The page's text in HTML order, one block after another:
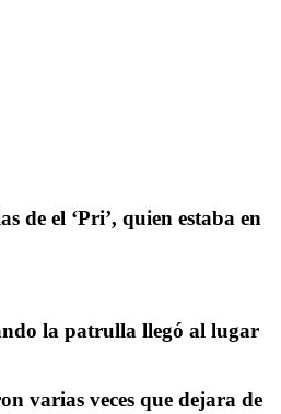
de el ‘Pri’, quien estaba en
la patrulla llegó al lugar
varias veces que dejara de